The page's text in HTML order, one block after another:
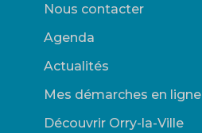
Nous contacter
Agenda
Actualités
Mes démarches en ligne
Découvrir Orry-la-Ville